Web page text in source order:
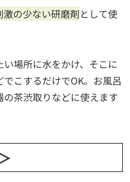
激の少ない研磨剤として使
場所に水をかけ、そこに
こするだけでOK。お風呂
茶渋取りなどに使えます